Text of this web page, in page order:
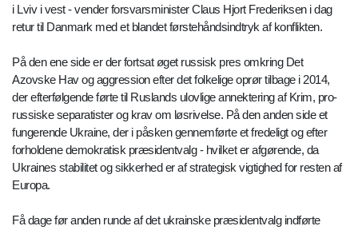
i Lviv i vest - vender forsvarsminister Claus Hjort Frederiksen i dag
retur til Danmark med et blandet førstehåndsindtryk af konflikten.
På den ene side er der fortsat øget russisk pres omkring Det
Azovske Hav og aggression efter det folkelige oprør tilbage i 2014,
der efterfølgende førte til Ruslands ulovlige annektering af Krim, pro-
russiske separatister og krav om løsrivelse. På den anden side et
fungerende Ukraine, der i påsken gennemførte et fredeligt og efter
forholdene demokratisk præsidentvalg - hvilket er afgørende, da
Ukraines stabilitet og sikkerhed er af strategisk vigtighed for resten af
Europa.
Få dage før anden runde af det ukrainske præsidentvalg indførte